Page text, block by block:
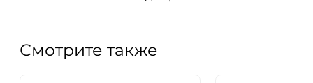
Смотрите также